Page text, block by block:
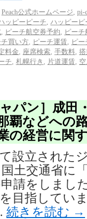
Peach公式ホームページ pi-
ッピーピーチ ハッピーピ
ピーチ航空券予約
ピー
チ買い方 ピーチ運賃
ピ
料金 座席検索 手数料
チ 札幌行き 片道運賃
パン］成田
覇などへの
の経営に関
設立された
土交通省に
請をしまし
目指してい
続きを読む →